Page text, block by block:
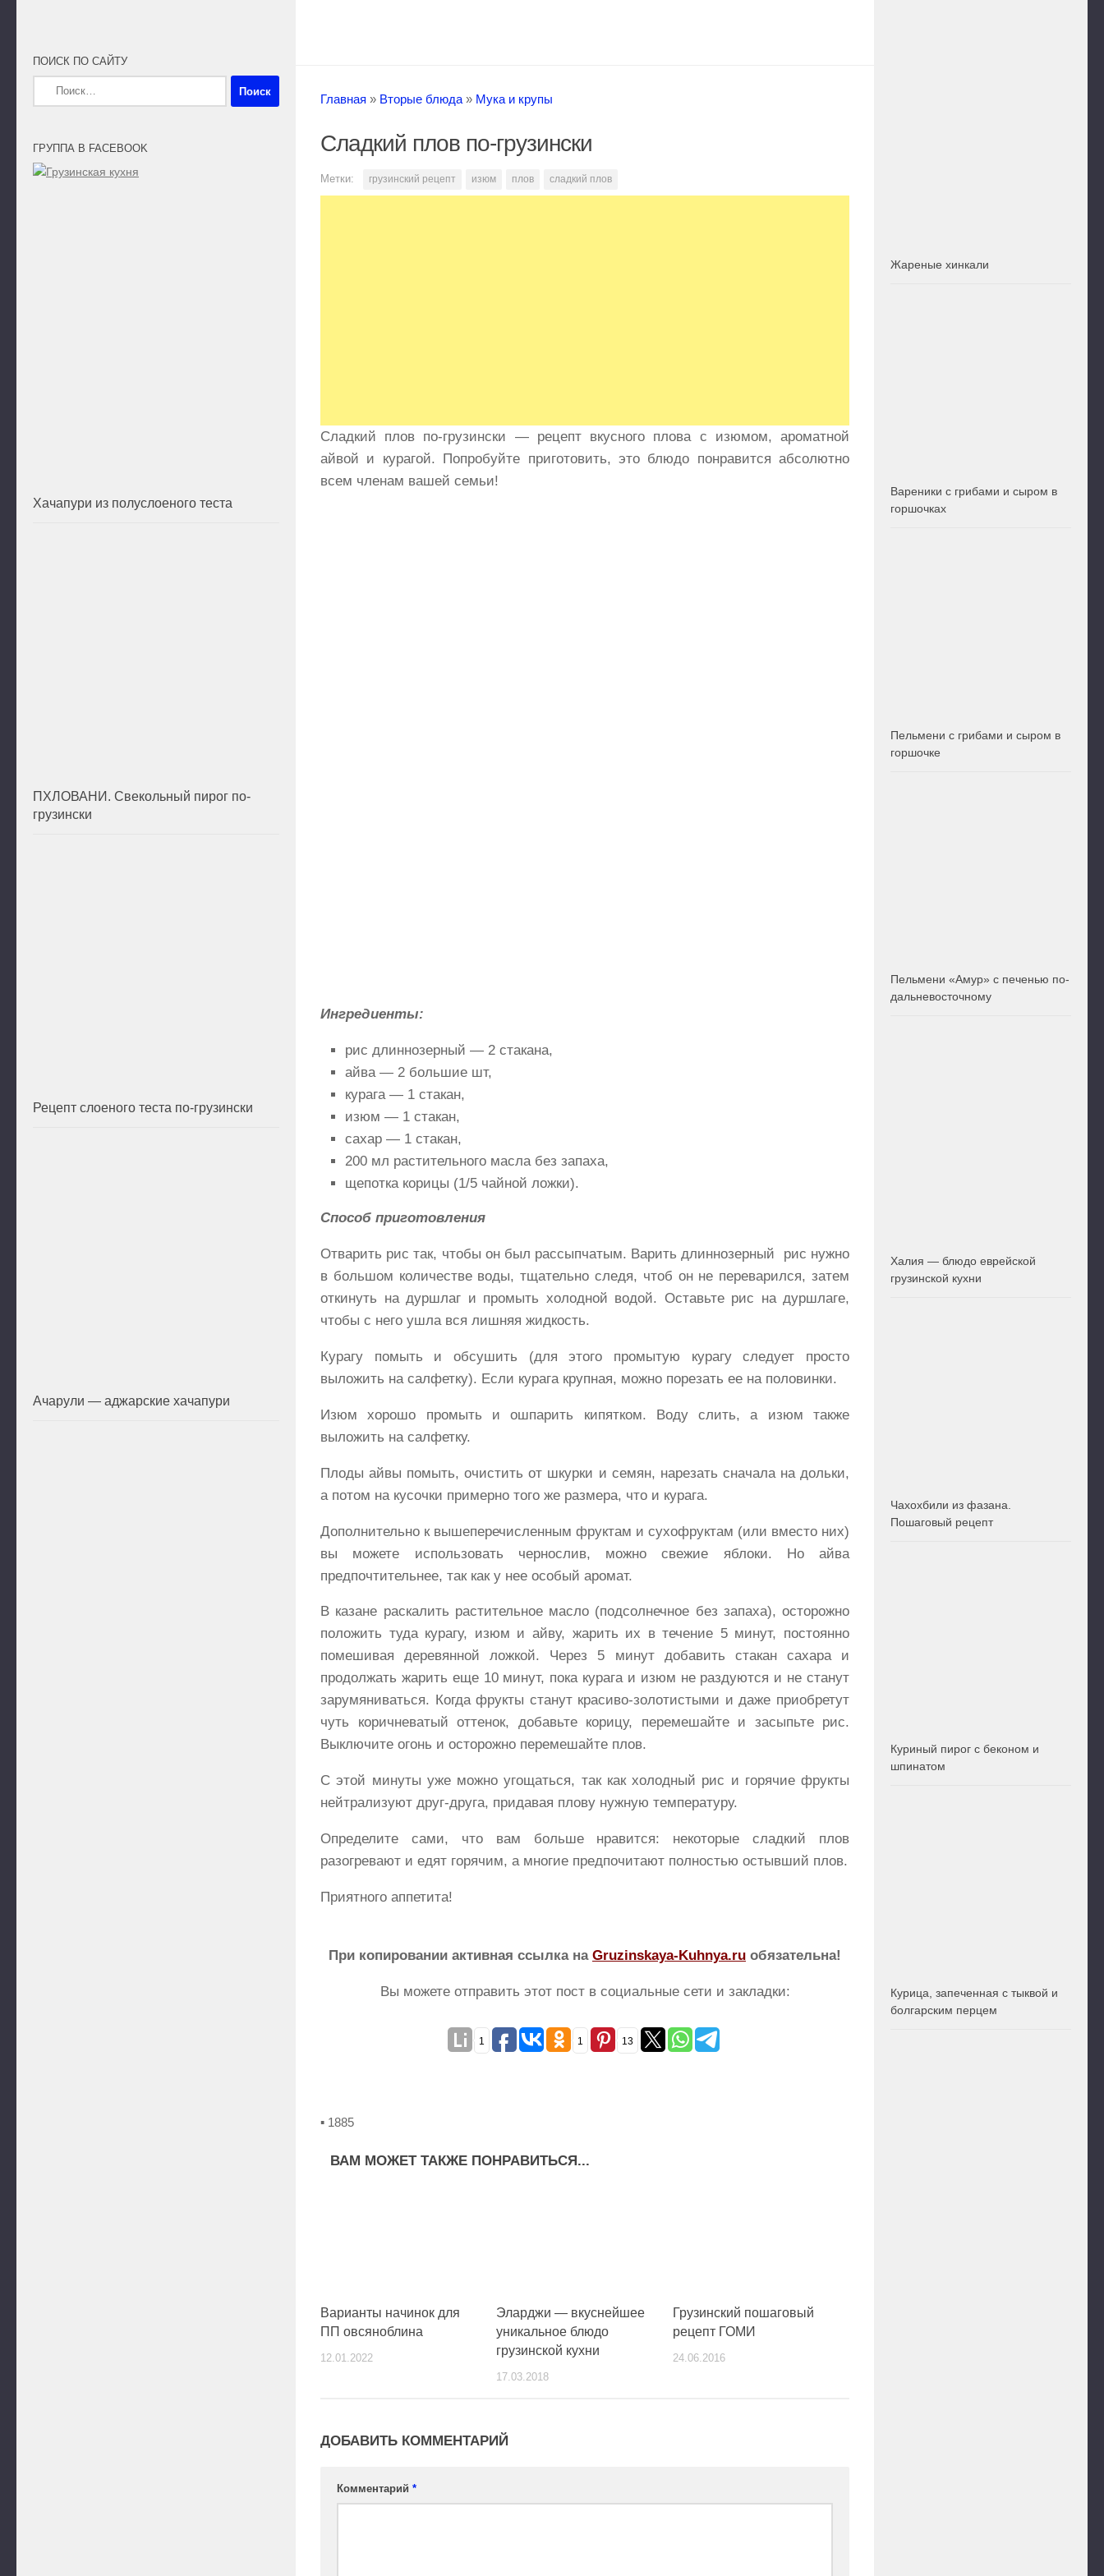
Главная » Вторые блюда » Мука и крупы
Сладкий плов по-грузински
Метки: грузинский рецепт изюм плов сладкий плов
Сладкий плов по-грузински — рецепт вкусного плова с изюмом, ароматной
айвой и курагой. Попробуйте приготовить, это блюдо понравится абсолютно
всем членам вашей семьи!
Ингредиенты:
рис длиннозерный — 2 стакана,
айва — 2 большие шт,
курага — 1 стакан,
изюм — 1 стакан,
сахар — 1 стакан,
200 мл растительного масла без запаха,
щепотка корицы (1/5 чайной ложки).
Способ приготовления
Отварить рис так, чтобы он был рассыпчатым. Варить длиннозерный рис нужно
в большом количестве воды, тщательно следя, чтоб он не переварился, затем
откинуть на дуршлаг и промыть холодной водой. Оставьте рис на дуршлаге,
чтобы с него ушла вся лишняя жидкость.
Курагу помыть и обсушить (для этого промытую курагу следует просто
выложить на салфетку). Если курага крупная, можно порезать ее на половинки.
Изюм хорошо промыть и ошпарить кипятком. Воду слить, а изюм также
выложить на салфетку.
Плоды айвы помыть, очистить от шкурки и семян, нарезать сначала на дольки,
а потом на кусочки примерно того же размера, что и курага.
Дополнительно к вышеперечисленным фруктам и сухофруктам (или вместо них)
вы можете использовать чернослив, можно свежие яблоки. Но айва
предпочтительнее, так как у нее особый аромат.
В казане раскалить растительное масло (подсолнечное без запаха), осторожно
положить туда курагу, изюм и айву, жарить их в течение 5 минут, постоянно
помешивая деревянной ложкой. Через 5 минут добавить стакан сахара и
продолжать жарить еще 10 минут, пока курага и изюм не раздуются и не станут
зарумяниваться. Когда фрукты станут красиво-золотистыми и даже приобретут
чуть коричневатый оттенок, добавьте корицу, перемешайте и засыпьте рис.
Выключите огонь и осторожно перемешайте плов.
С этой минуты уже можно угощаться, так как холодный рис и горячие фрукты
нейтрализуют друг-друга, придавая плову нужную температуру.
Определите сами, что вам больше нравится: некоторые сладкий плов
разогревают и едят горячим, а многие предпочитают полностью остывший плов.
Приятного аппетита!
При копировании активная ссылка на Gruzinskaya-Kuhnya.ru обязательна!
Вы можете отправить этот пост в социальные сети и закладки:
1 1 13
▪ 1885
ВАМ МОЖЕТ ТАКЖЕ ПОНРАВИТЬСЯ...
Варианты начинок для
ПП овсяноблина
12.01.2022
Эларджи — вкуснейшее
уникальное блюдо
грузинской кухни
17.03.2018
Грузинский пошаговый
рецепт ГОМИ
24.06.2016
ДОБАВИТЬ КОММЕНТАРИЙ
Комментарий *
ПОИСК ПО САЙТУ
Найти:
ГРУППА В FACEBOOK
Хачапури из полуслоеного теста
ПХЛОВАНИ. Свекольный пирог по-
грузински
Рецепт слоеного теста по-грузински
Ачарули — аджарские хачапури
Жареные хинкали
Вареники с грибами и сыром в
горшочках
Пельмени с грибами и сыром в
горшочке
Пельмени «Амур» с печенью по-
дальневосточному
Халия — блюдо еврейской
грузинской кухни
Чахохбили из фазана.
Пошаговый рецепт
Куриный пирог с беконом и
шпинатом
Курица, запеченная с тыквой и
болгарским перцем